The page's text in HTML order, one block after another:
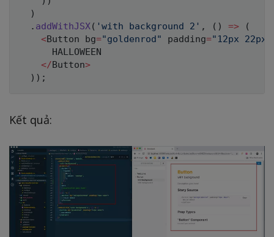
)
. addWithJSX( 'with background 2' , ( ) =>
(
<Button bg="goldenrod" padding="12px 22px"
HALLOWEEN
</Button>
) ) ;
Kết quả: